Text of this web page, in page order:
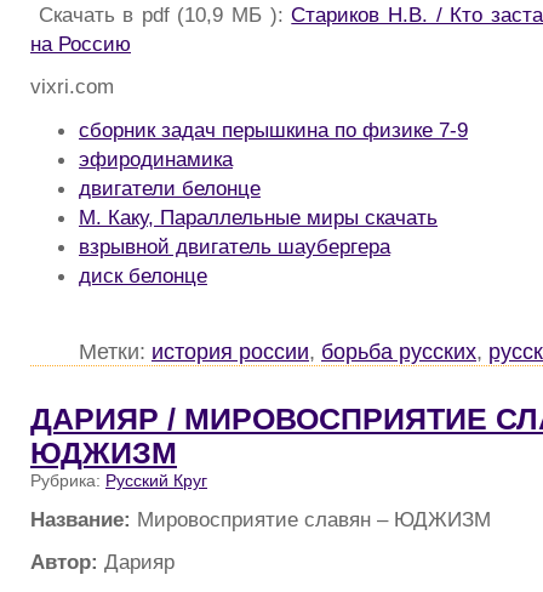
Скачать в pdf (10,9 МБ ):Стариков Н.В. / Кто
на Россию
vixri.com
сборник задач перышкина по физике 7-9
эфиродинамика
двигатели белонце
М. Каку, Параллельные миры скачать
взрывной двигатель шаубергера
диск белонце
Метки: история россии, борьба русских,
ДАРИЯР / МИРОВОСПРИЯТИЕ
ЮДЖИЗМ
Рубрика: Русский Круг
Название: Мировосприятие славян – ЮДЖИЗМ
Автор: Дарияр